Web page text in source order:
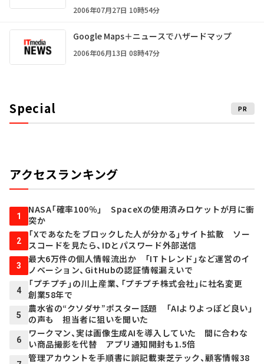
2006年07月27日 10時54分
Google Maps＋ニュースでハザードマップ
2006年06月13日 08時47分
Special PR
アクセスランキング
1
NASA「確率100％」 SpaceXの使用済みロケットが月に衝
突か
2
「Xであなたをブロックした人が分かる」サイト拡散 ソー
スコードを見たら、IDとパスワード外部送信
3
最大6万件の個人情報流出か 「ITトレンド」など運営のイ
ノベーション、GitHubの認証情報漏えいで
4
「プチプチ」の川上産業、「プチプチ株式会社」に社名変更
創業58年で
5
農水省の“クソダサ”ポスター話題 「AIよりよっぽど良い」
の声も 担当者に狙いを聞いた
6
ワークマン、実は画像生成AIを導入していた 間に合わな
い商品撮影を代替 アプリ通知開封も1.5倍
管理アカウントを手順書に誤記載――東芝テック、顧客情報38